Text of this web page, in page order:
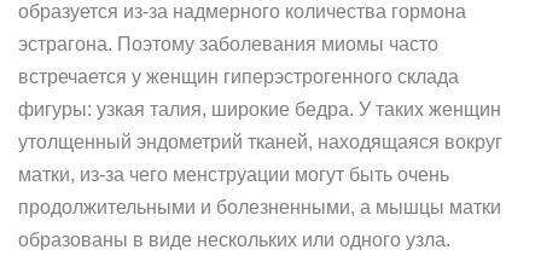
образуется из-за надмерного количества гормона
эстрагона. Поэтому заболевания миомы часто
встречается у женщин гиперэстрогенного склада
фигуры: узкая талия, широкие бедра. У таких женщин
утолщенный эндометрий тканей, находящаяся вокруг
матки, из-за чего менструации могут быть очень
продолжительными и болезненными, а мышцы матки
образованы в виде нескольких или одного узла.